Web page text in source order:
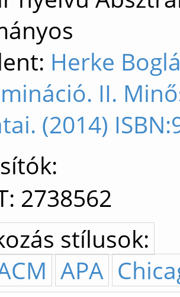
Herke
II.
(2014)
2738562
stílusok:
APA